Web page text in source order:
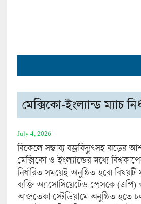
মেক্সিকো-ইংল্যান্ড ম্যাচ
July 4, 2026
বিকেলে সম্ভাব্য বজ্রবিদ্যুৎসহ ঝড়ের
মেক্সিকো ও ইংল্যান্ডের মধ্যে
নির্ধারিত সময়েই অনুষ্ঠিত হবে।
ব্যক্তি অ্যাসোসিয়েটেড প্রেসকে (এপি)
আজতেকা স্টেডিয়ামে অনুষ্ঠিত হতে